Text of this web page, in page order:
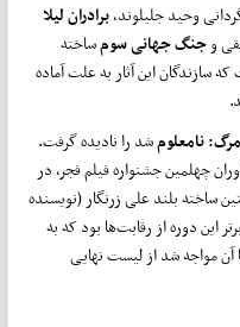
وحید جلیلوند،برادران لیلا
وجنگ جهانی سومساخته
این آثار به علت آماده
نامعلومشد را نادیده گرفت.
چهلمین جشنواره فیلم فجر، در
ساخته بلند علی زرنگار (نویسنده
این دوره از رقابت‌ها بود که به
آن مواجه شد از لیست نهایی